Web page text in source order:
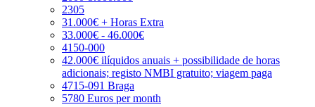
2305
31.000€ + Horas Extra
33.000€ - 46.000€
4150-000
42.000€ ilíquidos anuais + possibilidade de horas
adicionais; registo NMBI gratuito; viagem paga
4715-091 Braga
5780 Euros per month